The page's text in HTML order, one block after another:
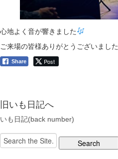
心地よく音が響きました
ご来場の皆様ありがとうございました
Share Post
旧いも日記へ
いも日記(back number)
Search
for: